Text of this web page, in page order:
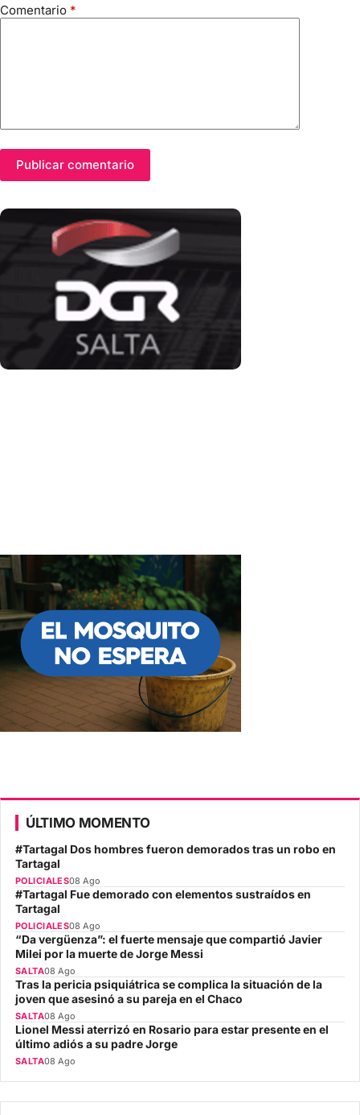
Comentario *
Publicar comentario
ÚLTIMO MOMENTO
#Tartagal Dos hombres fueron demorados tras un robo en
Tartagal
POLICIALES08 Ago
#Tartagal Fue demorado con elementos sustraídos en
Tartagal
POLICIALES08 Ago
“Da vergüenza”: el fuerte mensaje que compartió Javier
Milei por la muerte de Jorge Messi
SALTA08 Ago
Tras la pericia psiquiátrica se complica la situación de la
joven que asesinó a su pareja en el Chaco
SALTA08 Ago
Lionel Messi aterrizó en Rosario para estar presente en el
último adiós a su padre Jorge
SALTA08 Ago